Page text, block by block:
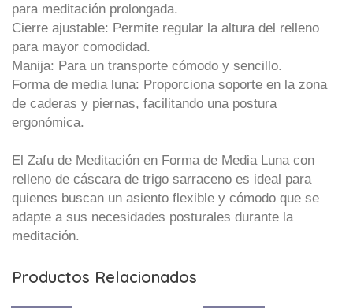
para meditación prolongada.
Cierre ajustable: Permite regular la altura del relleno
para mayor comodidad.
Manija: Para un transporte cómodo y sencillo.
Forma de media luna: Proporciona soporte en la zona
de caderas y piernas, facilitando una postura
ergonómica.
El Zafu de Meditación en Forma de Media Luna con
relleno de cáscara de trigo sarraceno es ideal para
quienes buscan un asiento flexible y cómodo que se
adapte a sus necesidades posturales durante la
meditación.
Productos Relacionados